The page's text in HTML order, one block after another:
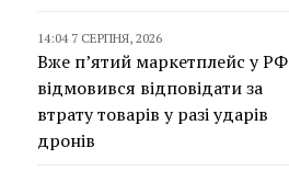
14:04 7 СЕРПНЯ, 2026
Вже п’ятий маркетплейс у РФ
відмовився відповідати за
втрату товарів у разі ударів
дронів